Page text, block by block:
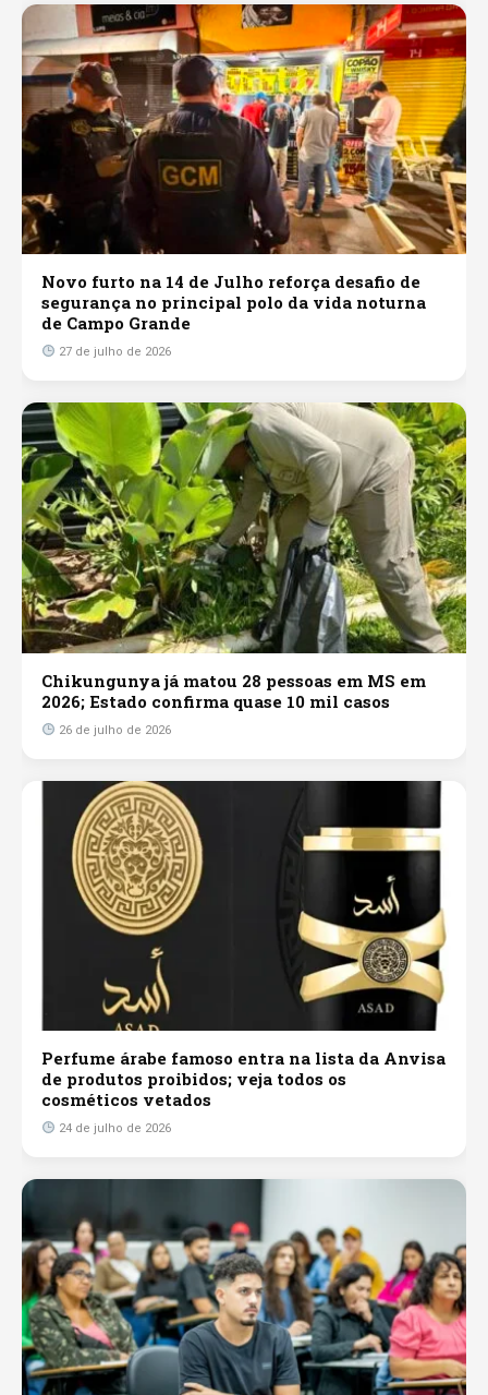
Novo furto na 14 de Julho reforça desafio de
segurança no principal polo da vida noturna
de Campo Grande
27 de julho de 2026
Chikungunya já matou 28 pessoas em MS em
2026; Estado confirma quase 10 mil casos
26 de julho de 2026
Perfume árabe famoso entra na lista da Anvisa
de produtos proibidos; veja todos os
cosméticos vetados
24 de julho de 2026